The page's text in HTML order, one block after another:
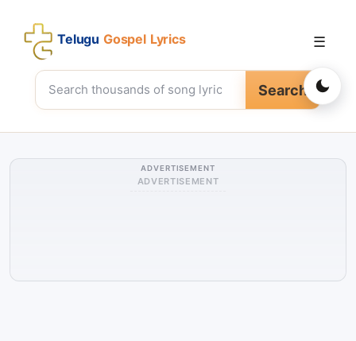
Telugu Gospel Lyrics
Search
☰
ADVERTISEMENT
ADVERTISEMENT